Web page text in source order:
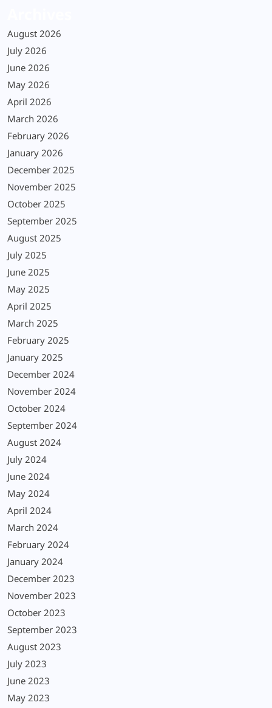
August 2026
July 2026
June 2026
May 2026
April 2026
March 2026
February 2026
January 2026
December 2025
November 2025
October 2025
September 2025
August 2025
July 2025
June 2025
May 2025
April 2025
March 2025
February 2025
January 2025
December 2024
November 2024
October 2024
September 2024
August 2024
July 2024
June 2024
May 2024
April 2024
March 2024
February 2024
January 2024
December 2023
November 2023
October 2023
September 2023
August 2023
July 2023
June 2023
May 2023